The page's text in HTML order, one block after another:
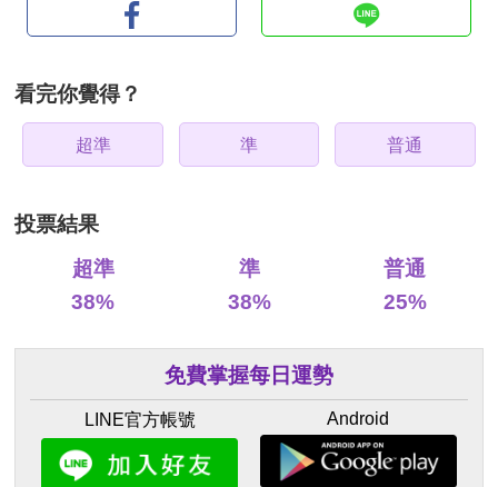
看完你覺得？
超準 準 普通
投票結果
超準
38%
準
38%
普通
25%
免費掌握每日運勢
LINE官方帳號 Android